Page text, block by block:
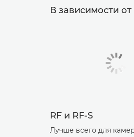
В зависимости
RF и RF-S
Лучше всего для